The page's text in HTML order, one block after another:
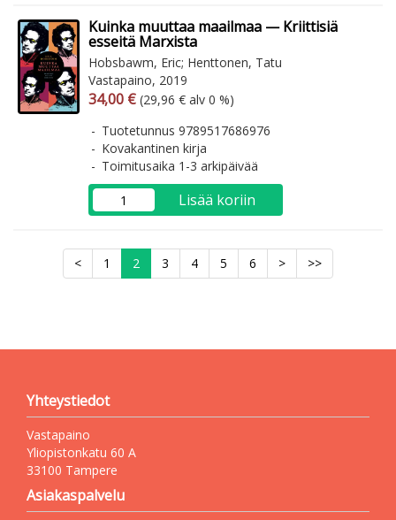
Kuinka muuttaa maailmaa — Kriittisiä
esseitä Marxista
Hobsbawm, Eric; Henttonen, Tatu
Vastapaino, 2019
Arvonlisäverollinen hinta
34,00 € Arvonlisäveroton hinta
(29,96 € alv 0 %)
Tuotetunnus 9789517686976
Kovakantinen kirja
Toimitusaika 1-3 arkipäivää
Lisää koriin
< 1 2 3 4 5 6 > >>
Yhteystiedot
Vastapaino
Yliopistonkatu 60 A
33100 Tampere
Asiakaspalvelu